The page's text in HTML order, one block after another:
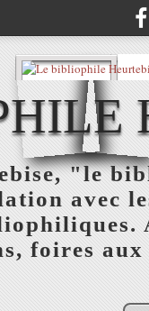
"le
avec
foires